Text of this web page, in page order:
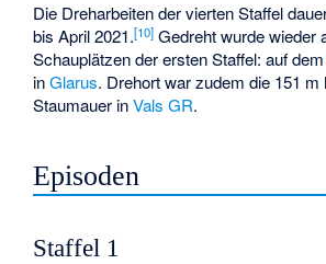
Die Dreharbeiten der vierten Staffel
bis April 2021.[10] Gedreht wurde wieder
Schauplätzen der ersten Staffel: auf dem
inGlarus. Drehort war zudem die 151
Staumauer inVals GR.
Episoden
Staffel 1